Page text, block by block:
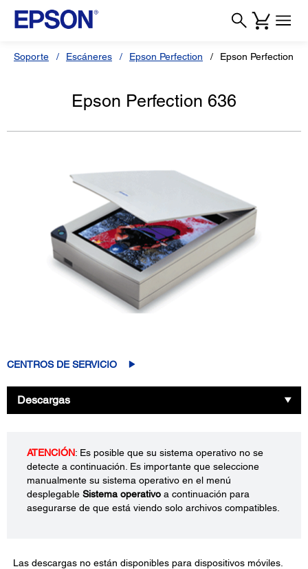
Soporte Escáneres Epson Perfection Epson Perfection
Epson Perfection 636
CENTROS DE SERVICIO
Descargas
ATENCIÓN: Es posible que su sistema operativo no se
detecte a continuación. Es importante que seleccione
manualmente su sistema operativo en el menú
desplegable Sistema operativo a continuación para
asegurarse de que está viendo solo archivos compatibles.
Las descargas no están disponibles para dispositivos móviles.